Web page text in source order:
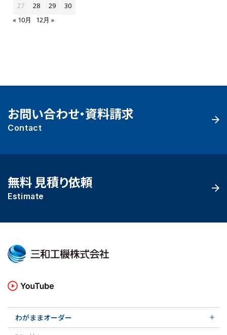
27
28 29
30
« 10月
12月 »
お問い合わせ・資料請求
Contact
無料 見積り依頼
Estimate
わがままオーダー